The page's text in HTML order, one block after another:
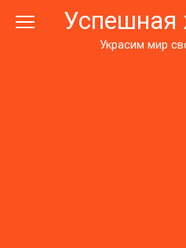
Украсим мир